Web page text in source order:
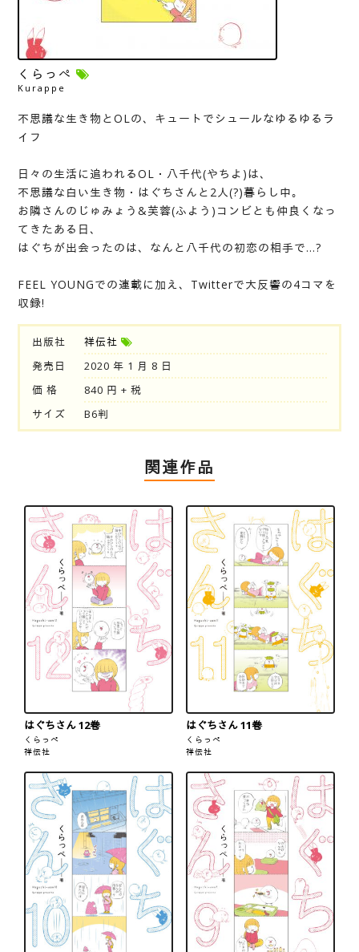
くらっぺ
Kurappe
不思議な生き物とOLの、キュートでシュールなゆるゆるラ
イフ
日々の生活に追われるOL・八千代(やちよ)は、
不思議な白い生き物・はぐちさんと2人(?)暮らし中。
お隣さんのじゅみょう&芙蓉(ふよう)コンビとも仲良くなっ
てきたある日、
はぐちが出会ったのは、なんと八千代の初恋の相手で…?
FEEL YOUNGでの連載に加え、Twitterで大反響の4コマを
収録!
出版社
祥伝社
発売日
2020 年 1 月 8 日
価 格
840 円 + 税
サイズ
B6判
関連作品
はぐちさん 12巻
くらっぺ
祥伝社
はぐちさん 11巻
くらっぺ
祥伝社